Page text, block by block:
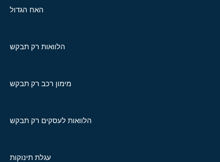
האח הגדול
הלוואות רק תבקש
מימון רכב רק תבקש
הלוואות לעסקים רק תבקש
עגלת תינוקות